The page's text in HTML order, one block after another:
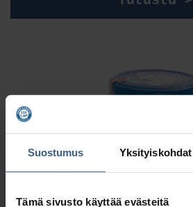
Suostumus Yksityiskohdat
Tämä sivusto käyttää evästeitä